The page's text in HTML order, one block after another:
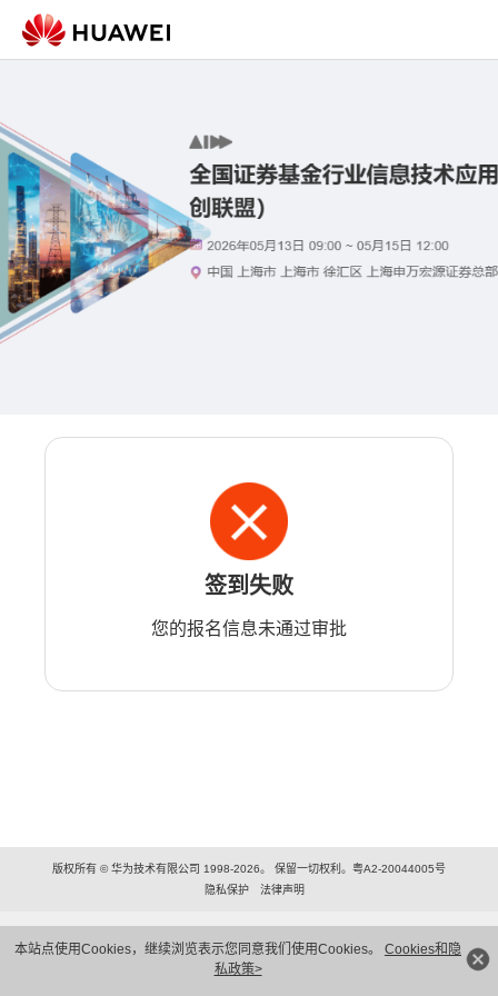
本站点使用Cookies，继续浏览表示您同意我们使用Cookies。 Cookies和隐
私政策>
签到失败
您的报名信息未通过审批
版权所有 © 华为技术有限公司 1998-2026。 保留一切权利。粤A2-20044005号
隐私保护
法律声明